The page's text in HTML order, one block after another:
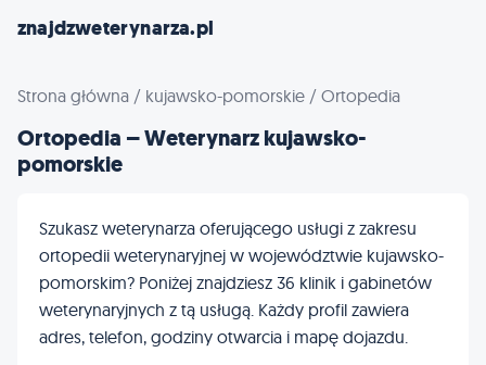
znajdzweterynarza.pl
Strona główna / kujawsko-pomorskie / Ortopedia
Ortopedia – Weterynarz kujawsko-
pomorskie
Szukasz weterynarza oferującego usługi z zakresu
ortopedii weterynaryjnej w województwie kujawsko-
pomorskim? Poniżej znajdziesz 36 klinik i gabinetów
weterynaryjnych z tą usługą. Każdy profil zawiera
adres, telefon, godziny otwarcia i mapę dojazdu.